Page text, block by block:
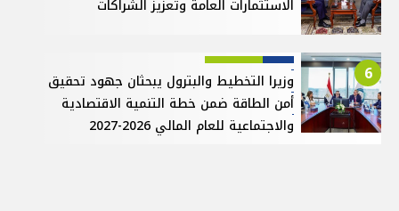
الاستثمارات العامة وتعزيز الشراكات
6
وزيرا التخطيط والبترول يبحثان جهود تحقيق
أمن الطاقة ضمن خطة التنمية الاقتصادية
والاجتماعية للعام المالي 2026-2027